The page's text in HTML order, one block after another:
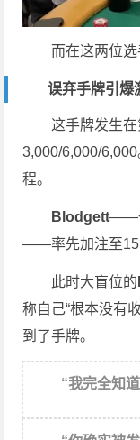
而在这两位选
误弃手牌引爆
这手牌发生
3,000/6,000/
程。
Blodgett——
——率先加注至
此时大盲位的
称自己“根本没有
到了手牌。
“我完全知